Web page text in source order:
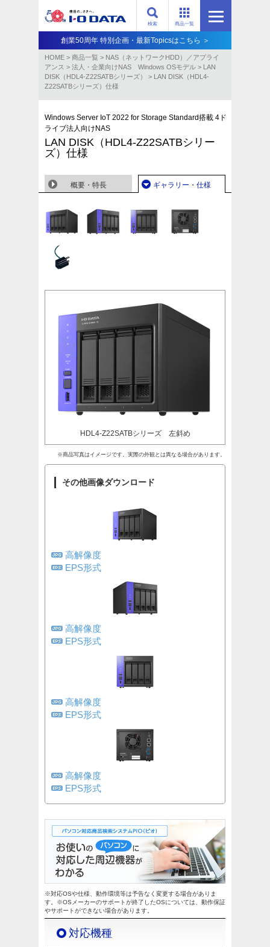
商品一覧
検索
創業50周年 特別企画・最新Topicsはこちら ＞
HOME > 商品一覧 > NAS（ネットワークHDD）／アプライ
アンス​ > 法人・企業向けNAS Windows OSモデル > LAN
DISK（HDL4-Z22SATBシリーズ）
> LAN DISK（HDL4-
Z22SATBシリーズ）仕様
Windows Server IoT 2022 for Storage Standard搭載 4ド
ライブ法人向けNAS
LAN DISK（HDL4-Z22SATBシリー
ズ）仕様
概要・特長 ギャラリー・仕様
HDL4-Z22SATBシリーズ 左斜め
※商品写真はイメージです。実際の外観とは異なる場合があります。
その他画像ダウンロード
高解像度
EPS形式
高解像度
EPS形式
高解像度
EPS形式
高解像度
EPS形式
※対応OSや仕様、動作環境等は予告なく変更する場合がありま
す。※OSメーカーのサポートが終了したOSについては、動作保証
やサポートができない場合があります。
対応機種